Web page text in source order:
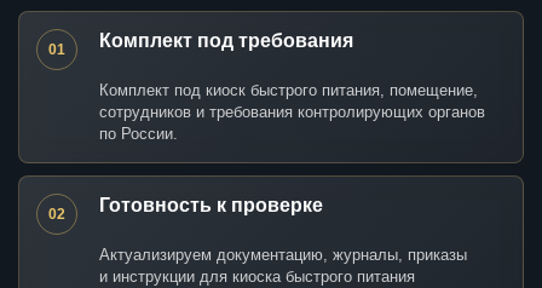
01 Комплект под требования
Комплект под киоск быстрого питания, помещение,
сотрудников и требования контролирующих органов
по России.
02 Готовность к проверке
Актуализируем документацию, журналы, приказы
и инструкции для киоска быстрого питания